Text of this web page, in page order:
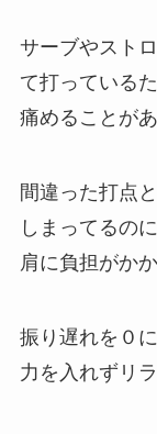
サーブやスト
て打っている
痛めることがあ
間違った打点
しまってるの
肩に負担がか
振り遅れを０
力を入れずリ